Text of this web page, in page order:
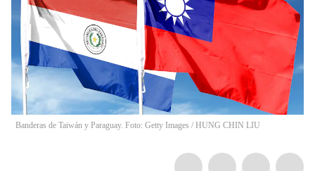
Banderas de Taiwán y Paraguay. Foto: Getty Images / HUNG CHIN LIU